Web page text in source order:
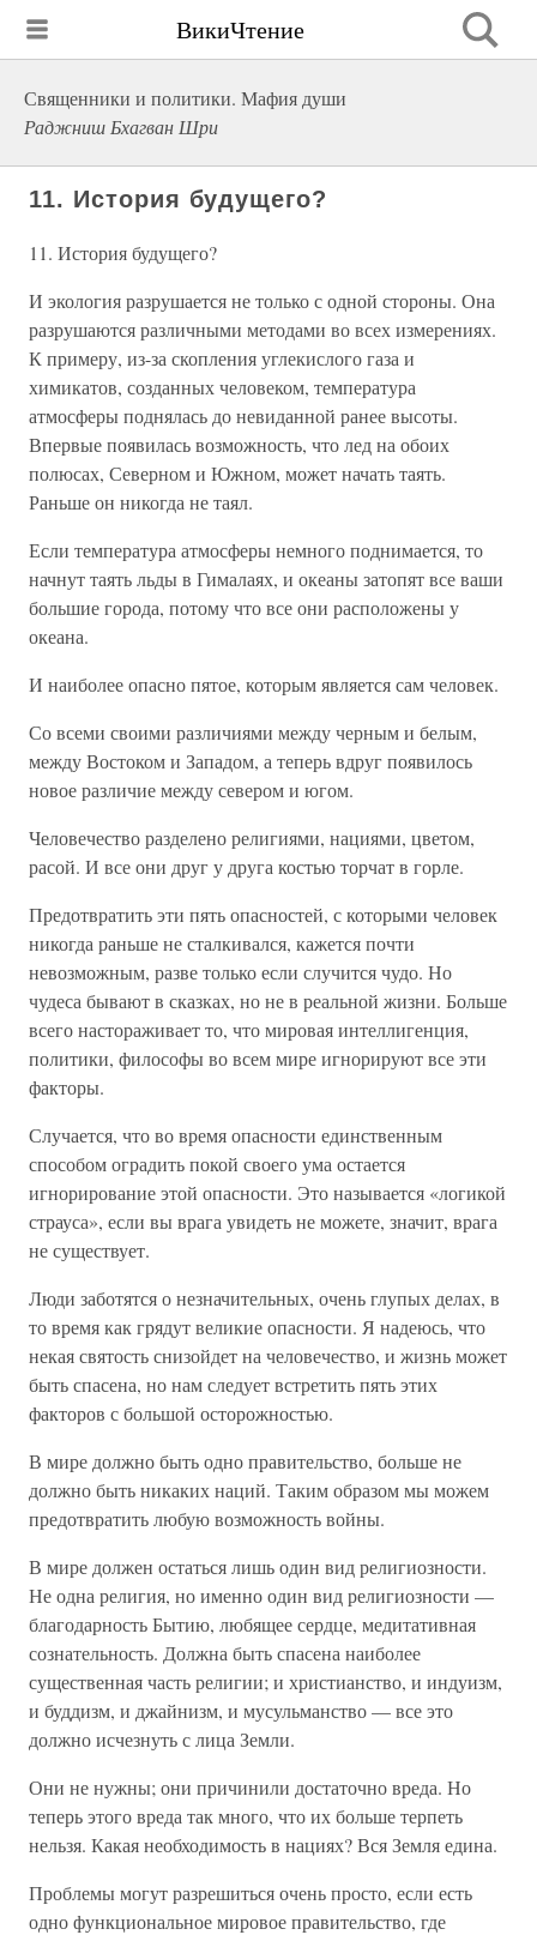
ВикиЧтение
Священники и политики. Мафия души
Раджниш Бхагван Шри
11. История будущего?
11. История будущего?
И экология разрушается не только с одной стороны. Она
разрушаются различными методами во всех измерениях.
К примеру, из-за скопления углекислого газа и
химикатов, созданных человеком, температура
атмосферы поднялась до невиданной ранее высоты.
Впервые появилась возможность, что лед на обоих
полюсах, Северном и Южном, может начать таять.
Раньше он никогда не таял.
Если температура атмосферы немного поднимается, то
начнут таять льды в Гималаях, и океаны затопят все ваши
большие города, потому что все они расположены у
океана.
И наиболее опасно пятое, которым является сам человек.
Со всеми своими различиями между черным и белым,
между Востоком и Западом, а теперь вдруг появилось
новое различие между севером и югом.
Человечество разделено религиями, нациями, цветом,
расой. И все они друг у друга костью торчат в горле.
Предотвратить эти пять опасностей, с которыми человек
никогда раньше не сталкивался, кажется почти
невозможным, разве только если случится чудо. Но
чудеса бывают в сказках, но не в реальной жизни. Больше
всего настораживает то, что мировая интеллигенция,
политики, философы во всем мире игнорируют все эти
факторы.
Случается, что во время опасности единственным
способом оградить покой своего ума остается
игнорирование этой опасности. Это называется «логикой
страуса», если вы врага увидеть не можете, значит, врага
не существует.
Люди заботятся о незначительных, очень глупых делах, в
то время как грядут великие опасности. Я надеюсь, что
некая святость снизойдет на человечество, и жизнь может
быть спасена, но нам следует встретить пять этих
факторов с большой осторожностью.
В мире должно быть одно правительство, больше не
должно быть никаких наций. Таким образом мы можем
предотвратить любую возможность войны.
В мире должен остаться лишь один вид религиозности.
Не одна религия, но именно один вид религиозности —
благодарность Бытию, любящее сердце, медитативная
сознательность. Должна быть спасена наиболее
существенная часть религии; и христианство, и индуизм,
и буддизм, и джайнизм, и мусульманство — все это
должно исчезнуть с лица Земли.
Они не нужны; они причинили достаточно вреда. Но
теперь этого вреда так много, что их больше терпеть
нельзя. Какая необходимость в нациях? Вся Земля едина.
Проблемы могут разрешиться очень просто, если есть
одно функциональное мировое правительство, где